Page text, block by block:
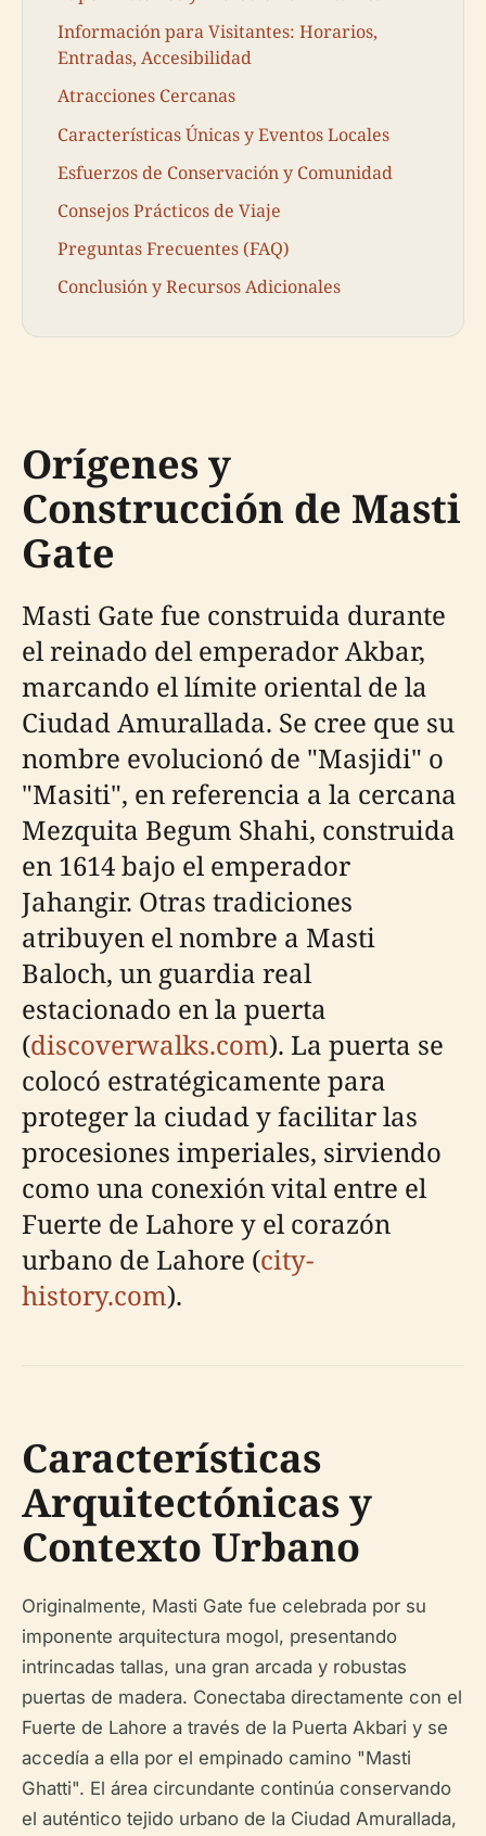
Información para Visitantes: Horarios,
Entradas, Accesibilidad
Atracciones Cercanas
Características Únicas y Eventos Locales
Esfuerzos de Conservación y Comunidad
Consejos Prácticos de Viaje
Preguntas Frecuentes (FAQ)
Conclusión y Recursos Adicionales
Orígenes y
Construcción de Masti
Gate
Masti Gate fue construida durante
el reinado del emperador Akbar,
marcando el límite oriental de la
Ciudad Amurallada. Se cree que su
nombre evolucionó de "Masjidi" o
"Masiti", en referencia a la cercana
Mezquita Begum Shahi, construida
en 1614 bajo el emperador
Jahangir. Otras tradiciones
atribuyen el nombre a Masti
Baloch, un guardia real
estacionado en la puerta
(discoverwalks.com). La puerta se
colocó estratégicamente para
proteger la ciudad y facilitar las
procesiones imperiales, sirviendo
como una conexión vital entre el
Fuerte de Lahore y el corazón
urbano de Lahore (city-
history.com).
Características
Arquitectónicas y
Contexto Urbano
Originalmente, Masti Gate fue celebrada por su
imponente arquitectura mogol, presentando
intrincadas tallas, una gran arcada y robustas
puertas de madera. Conectaba directamente con el
Fuerte de Lahore a través de la Puerta Akbari y se
accedía a ella por el empinado camino "Masti
Ghatti". El área circundante continúa conservando
el auténtico tejido urbano de la Ciudad Amurallada,